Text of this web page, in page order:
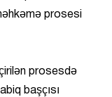
prosesi
prosesdə
başçısı